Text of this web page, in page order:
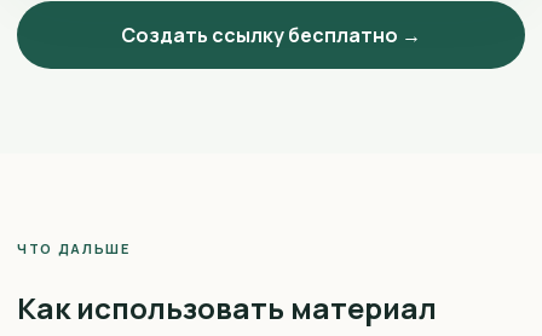
Создать ссылку бесплатно →
ЧТО ДАЛЬШЕ
Как использовать материал